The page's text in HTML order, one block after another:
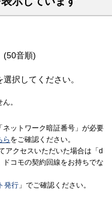
(50音順)
択してください。
。
ネットワーク暗証番号」が必要
ら をご確認ください。
アクセスいただいた場合は「d
コモの契約回線をお持ちでな
発行 」でご確認ください。